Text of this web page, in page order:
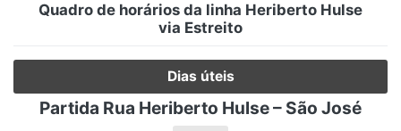
Quadro de horários da linha Heriberto Hulse
via Estreito
Dias úteis
Partida Rua Heriberto Hulse – São José